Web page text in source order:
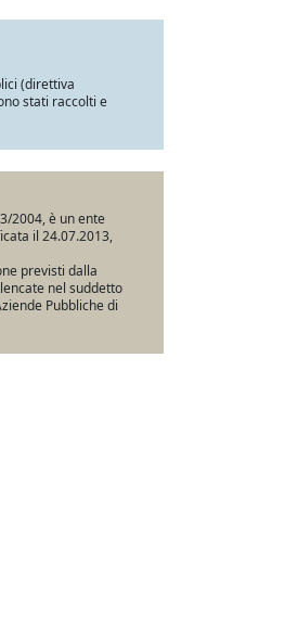
(direttiva
stati raccolti e
2004, è un ente
il 24.07.2013,
previsti dalla
nel suddetto
Pubbliche di